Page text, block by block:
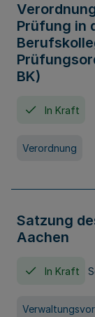
Prüfung in
BK)
In Kraft
Verordnung
Satzung
Aachen
In Kraft